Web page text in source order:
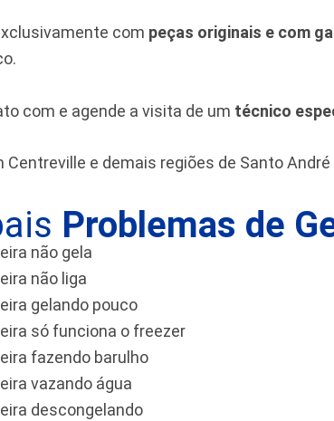
com peças originais e com
com e agende a visita de um técnico
e demais regiões de Santo André
Problemas de
não gela
não liga
gelando pouco
só funciona o freezer
fazendo barulho
vazando água
descongelando